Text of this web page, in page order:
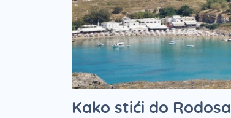
Kako stići do Rodosa